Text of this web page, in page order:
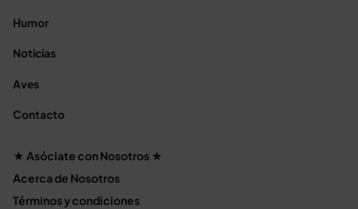
Humor
Noticias
Aves
Contacto
★ Asóciate con Nosotros ★
Acerca de Nosotros
Términos y condiciones